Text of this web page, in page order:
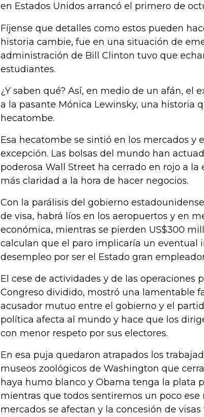
en Estados Unidos arrancó el primero de
Fíjense que detalles como estos pueden
historia cambie, fue en una situación de
administración de Bill Clinton tuvo que
estudiantes.
¿Y saben qué? Así, en medio de un afán, el
a la pasante Mónica Lewinsky, una historia
hecatombe.
Esa hecatombe se sintió en los mercados y
excepción. Las bolsas del mundo han
poderosa Wall Street ha cerrado en rojo a
más claridad a la hora de hacer negocios.
Con la parálisis del gobierno
de visa, habrá líos en los aeropuertos y en
económica, mientras se pierden US$300
calculan que el paro implicaría un eventual
desempleo por ser el Estado gran
El cese de actividades y de las operaciones
Congreso dividido, mostró una lamentable
acusador mutuo entre el gobierno y el
política afecta al mundo y hace que los
con menor respeto por sus electores.
En esa puja quedaron atrapados los
museos zoológicos de Washington que
haya humo blanco y Obama tenga la plata
mientras que todos sentiremos un poco ese
mercados se afectan y la concesión de